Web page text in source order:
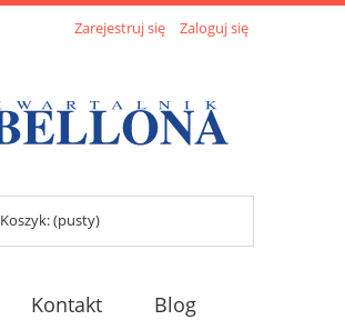
Zarejestruj się Zaloguj się
Koszyk:(pusty)
Kontakt Blog